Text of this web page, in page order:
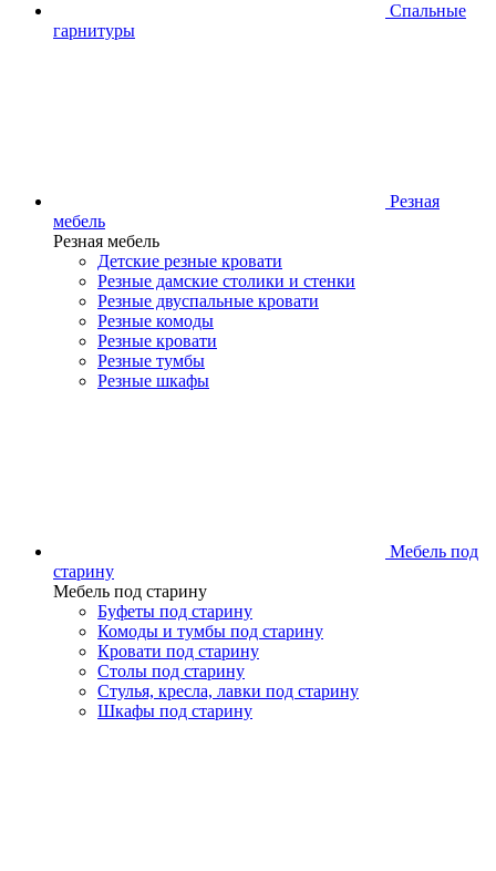
Спальные
гарнитуры
Резная
мебель
Резная мебель
Детские резные кровати
Резные дамские столики и стенки
Резные двуспальные кровати
Резные комоды
Резные кровати
Резные тумбы
Резные шкафы
Мебель под
старину
Мебель под старину
Буфеты под старину
Комоды и тумбы под старину
Кровати под старину
Столы под старину
Стулья, кресла, лавки под старину
Шкафы под старину